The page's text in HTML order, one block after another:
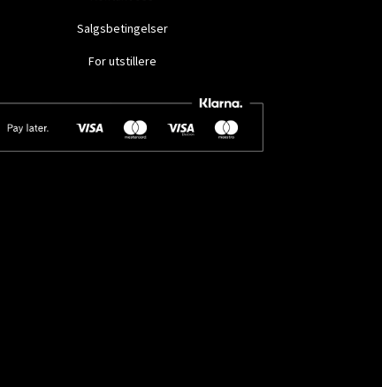
Salgsbetingelser
For utstillere